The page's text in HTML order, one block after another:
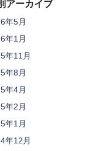
アーカイブ
年5月
年1月
年11月
年8月
年4月
年2月
年1月
年12月